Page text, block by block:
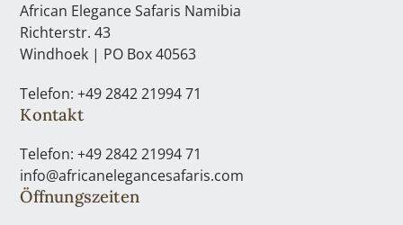
African Elegance Safaris Namibia
Richterstr. 43
Windhoek | PO Box 40563
Telefon: +49 2842 21994 71
Kontakt
Telefon: +49 2842 21994 71
info@africanelegancesafaris.com
Öffnungszeiten